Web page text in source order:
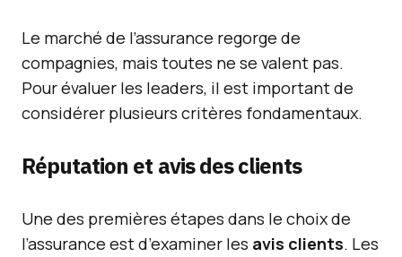
Le marché de l’assurance regorge de
compagnies, mais toutes ne se valent pas.
Pour évaluer les leaders, il est important de
considérer plusieurs critères fondamentaux.
Réputation et avis des clients
Une des premières étapes dans le choix de
l’assurance est d’examiner les avis clients. Les